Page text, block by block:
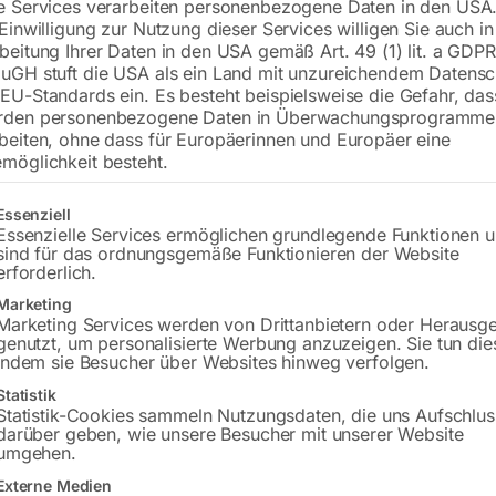
€3.780,00
inkl. MwSt. zzgl.Versandkosten
Lieferzeit:
Versandbereit in KW 41/2026
Bitte beachten Sie: Die Versandkosten
Services verarbeiten personenbezogene Daten in den
zur Nutzung dieser Services willigen Sie auch
Ihrer Daten in den USA gemäß Art. 49 (1) lit. a
stuft die USA als ein Land mit unzureichendem
Standards ein. Es besteht beispielsweise die Gefahr,
personenbezogene Daten in
ohne dass für Europäerinnen und Europäer eine
besteht.
eine Liste der Service-Gruppen, für die eine Einwilligung erteilt
Services ermöglichen grundlegende Funktionen
für das ordnungsgemäße Funktionieren der Website
Services werden von Drittanbietern oder
um personalisierte Werbung anzuzeigen. Sie tun
sie Besucher über Websites hinweg verfolgen.
Cookies sammeln Nutzungsdaten, die uns
geben, wie unsere Besucher mit unserer Website
Medien